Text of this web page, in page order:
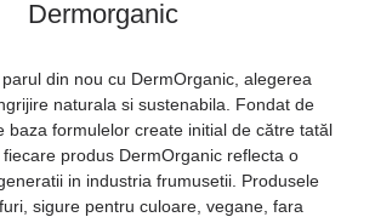
Dermorganic
din nou cu DermOrganic, alegerea
naturala si sustenabila. Fondat de
baza formulelor create initial de către tatăl
produs DermOrganic reflecta o
in industria frumusetii. Produsele
sigure pentru culoare, vegane, fara